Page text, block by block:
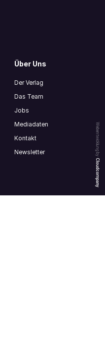
Webentwicklung by
Cloudcompany
Über Uns
Der Verlag
Das Team
Jobs
Mediadaten
Kontakt
Newsletter